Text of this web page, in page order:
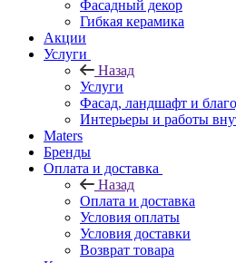
Фасадный декор
Гибкая керамика
Акции
Услуги
Назад
Услуги
Фасад, ландшафт и
Интерьеры и работы
Maters
Бренды
Оплата и доставка
Назад
Оплата и доставка
Условия оплаты
Условия доставки
Возврат товара